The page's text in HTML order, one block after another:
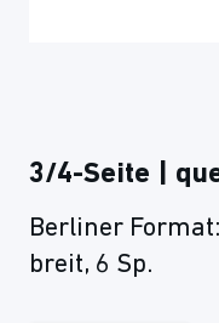
3/4-Seite |
Berliner
breit, 6 Sp.